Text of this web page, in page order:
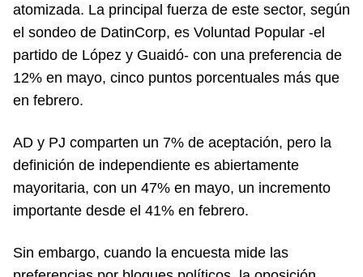
atomizada. La principal fuerza de este sector, según
el sondeo de DatinCorp, es Voluntad Popular -el
partido de López y Guaidó- con una preferencia de
12% en mayo, cinco puntos porcentuales más que
en febrero.
AD y PJ comparten un 7% de aceptación, pero la
definición de independiente es abiertamente
mayoritaria, con un 47% en mayo, un incremento
importante desde el 41% en febrero.
Sin embargo, cuando la encuesta mide las